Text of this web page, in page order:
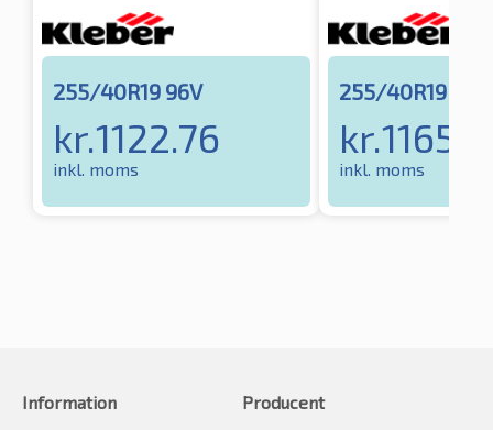
255/40R19 96V
kr.1122.76
inkl. moms
255/40R19
kr.
inkl. moms
Information
Producent